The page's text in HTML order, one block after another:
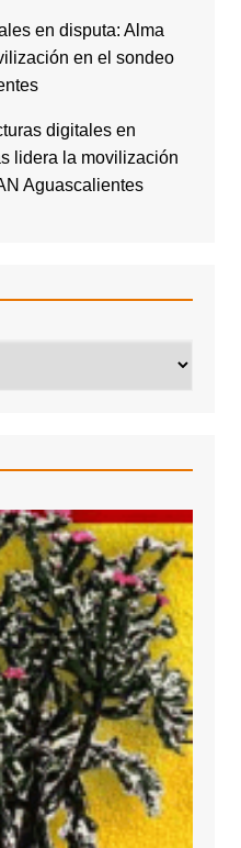
en disputa: Alma
en el sondeo
digitales en
lidera la movilización
Aguascalientes